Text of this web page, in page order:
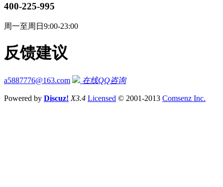
400-225-995
周一至周日9:00-23:00
反馈建议
a5887776@163.com 在线QQ咨询
Powered by Discuz! X3.4 Licensed © 2001-2013 Comsenz Inc.